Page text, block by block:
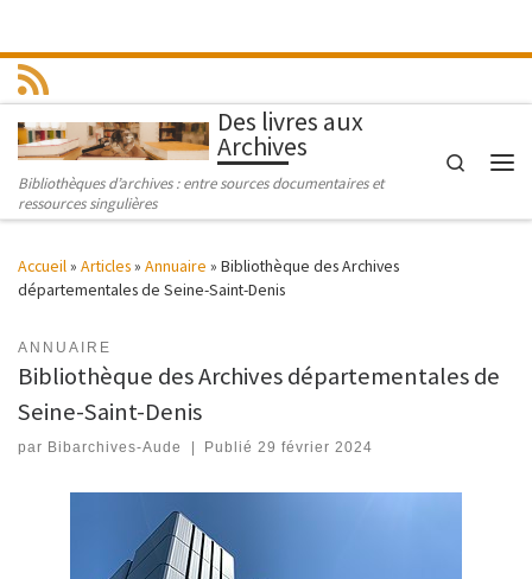
Des livres aux
Archives
Bibliothèques d’archives : entre sources documentaires et
ressources singulières
Search
Accueil» Articles» Annuaire » Bibliothèque des Archives
départementales de Seine-Saint-Denis
ANNUAIRE
Bibliothèque des Archives départementales de
Seine-Saint-Denis
par Bibarchives-Aude Publié29 février 2024